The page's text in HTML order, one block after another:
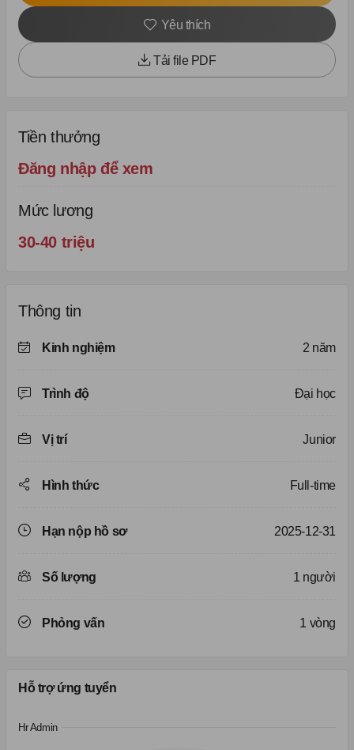
Yêu thích
Tải file PDF
Tiền thưởng
Đăng nhập để xem
Mức lương
30-40 triệu
Thông tin
Kinh nghiệm 2 năm
Trình độ Đại học
Vị trí Junior
Hình thức Full-time
Hạn nộp hồ sơ 2025-12-31
Số lượng 1 người
Phỏng vấn 1 vòng
Hỗ trợ ứng tuyển
Hr Admin